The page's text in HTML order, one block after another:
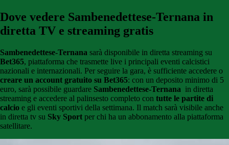
Dove vedere Sambenedettese-Ternana in
diretta TV e streaming gratis
Sambenedettese-Ternana sarà disponibile in diretta streaming su
Bet365, piattaforma che trasmette live i principali eventi calcistici
nazionali e internazionali. Per seguire la gara, è sufficiente accedere o
creare un account gratuito su Bet365: con un deposito minimo di 5
euro, sarà possibile guardare Sambenedettese-Ternana in diretta
streaming e accedere al palinsesto completo con tutte le partite di
calcio e gli eventi sportivi della settimana. Il match sarà visibile anche
in diretta tv su Sky Sport per chi ha un abbonamento alla piattaforma
satellitare.